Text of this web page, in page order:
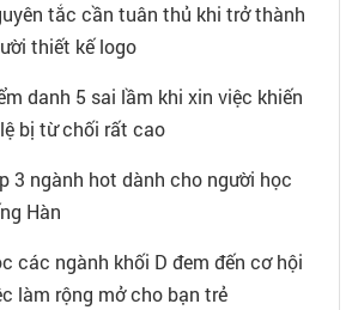
tắc cần tuân thủ khi trở thành
thiết kế logo
danh 5 sai lầm khi xin việc khiến
bị từ chối rất cao
3 ngành hot dành cho người học
Hàn
các ngành khối D đem đến cơ hội
làm rộng mở cho bạn trẻ